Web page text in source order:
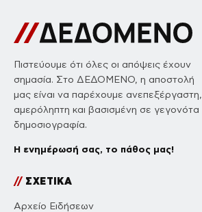
Πιστεύουμε ότι όλες οι απόψεις έχουν
σημασία. Στο ΔΕΔΟΜΕΝΟ, η αποστολή
μας είναι να παρέχουμε ανεπεξέργαστη,
αμερόληπτη και βασισμένη σε γεγονότα
δημοσιογραφία.
Η ενημέρωσή σας, το πάθος μας!
//ΣΧΕΤΙΚΑ
Αρχείο Ειδήσεων